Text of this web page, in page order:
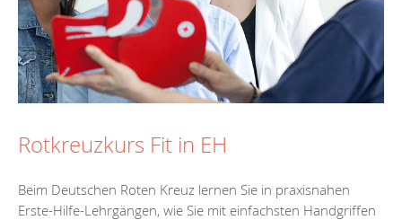
Rotkreuzkurs Fit in EH
Beim Deutschen Roten Kreuz lernen Sie in praxisnahen
Erste-Hilfe-Lehrgängen, wie Sie mit einfachsten Handgriffen